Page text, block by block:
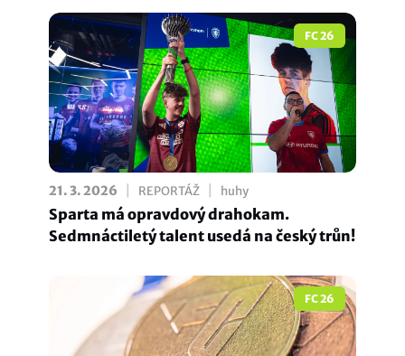
FC 26
21. 3. 2026 REPORTÁŽ huhy
Sparta má opravdový drahokam.
Sedmnáctiletý talent usedá na český trůn!
FC 26